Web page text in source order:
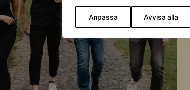
Anpassa Avvisa alla